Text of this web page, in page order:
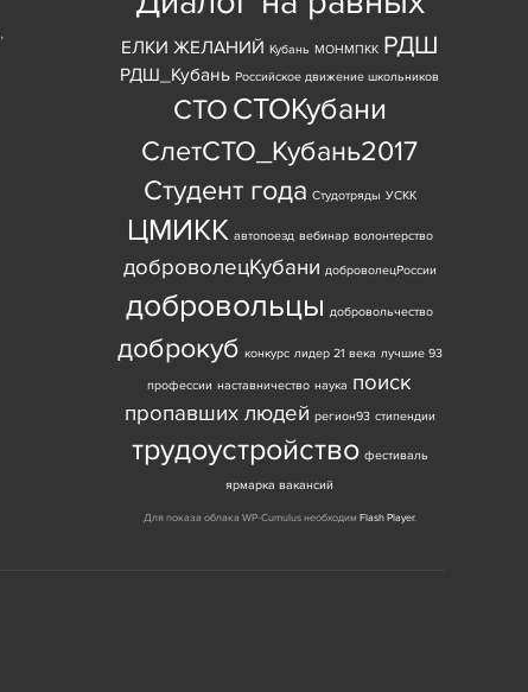
,
ЕЛКИ ЖЕЛАНИЙ Кубань МОНМПКК РДШ
РДШ_Кубань Российское движение школьников
СТО СТОКубани
СлетСТО_Кубань2017
Студент года Студотряды УСКК
ЦМИКК автопоезд вебинар волонтерство
доброволецКубани доброволецРоссии
добровольцы добровольчество
доброкуб конкурс лидер 21 века лучшие 93
профессии наставничество наука поиск
пропавших людей регион93 стипендии
трудоустройство фестиваль
ярмарка вакансий
Для показа облака WP-Cumulus необходим Flash Player.